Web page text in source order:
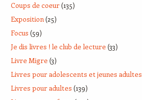
Coups de coeur(135)
Exposition(25)
Focus (59)
Je dis livres ! le club de lecture (33)
Livre Migre (3)
Livres pour adolescents et jeunes adultes
Livres pour adultes (139)